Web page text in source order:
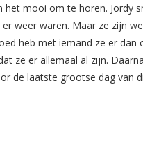
het mooi om te horen. Jordy
weer waren. Maar ze zijn
heb met iemand ze er dan
ze er allemaal al zijn.
de laatste grootse dag van